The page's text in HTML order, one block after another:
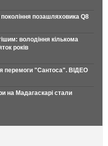
позашляховика Q8
володіння кількома
років
перемоги "Сантоса". ВІДЕО
на Мадагаскарі стали